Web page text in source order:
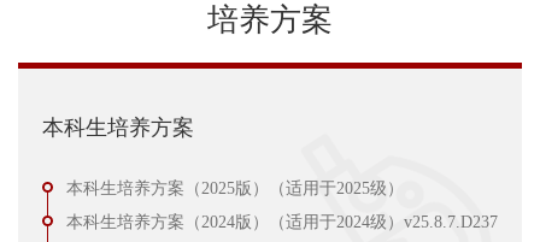
培养方案
本科生培养方案
本科生培养方案（2025版）（适用于2025级）
本科生培养方案（2024版）（适用于2024级）v25.8.7.D237